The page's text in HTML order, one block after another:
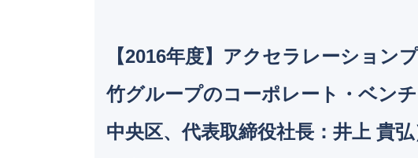
【2016年度】アクセラレーション
竹グループのコーポレート・ベン
中央区、代表取締役社長：井上 貴